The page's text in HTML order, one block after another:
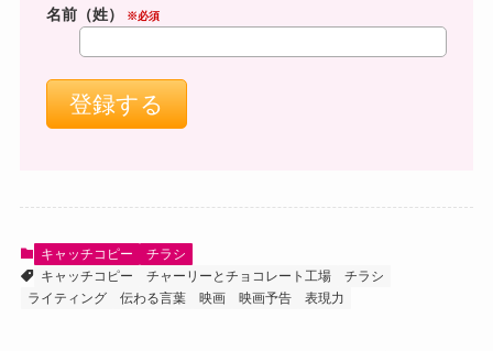
名前（姓） ※必須
キャッチコピー
チラシ
キャッチコピー
チャーリーとチョコレート工場
チラシ
ライティング
伝わる言葉 映画 映画予告 表現力